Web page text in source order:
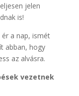
jelen
is!
ér a nap, ismét
abban, hogy
az alvásra.
vezetnek